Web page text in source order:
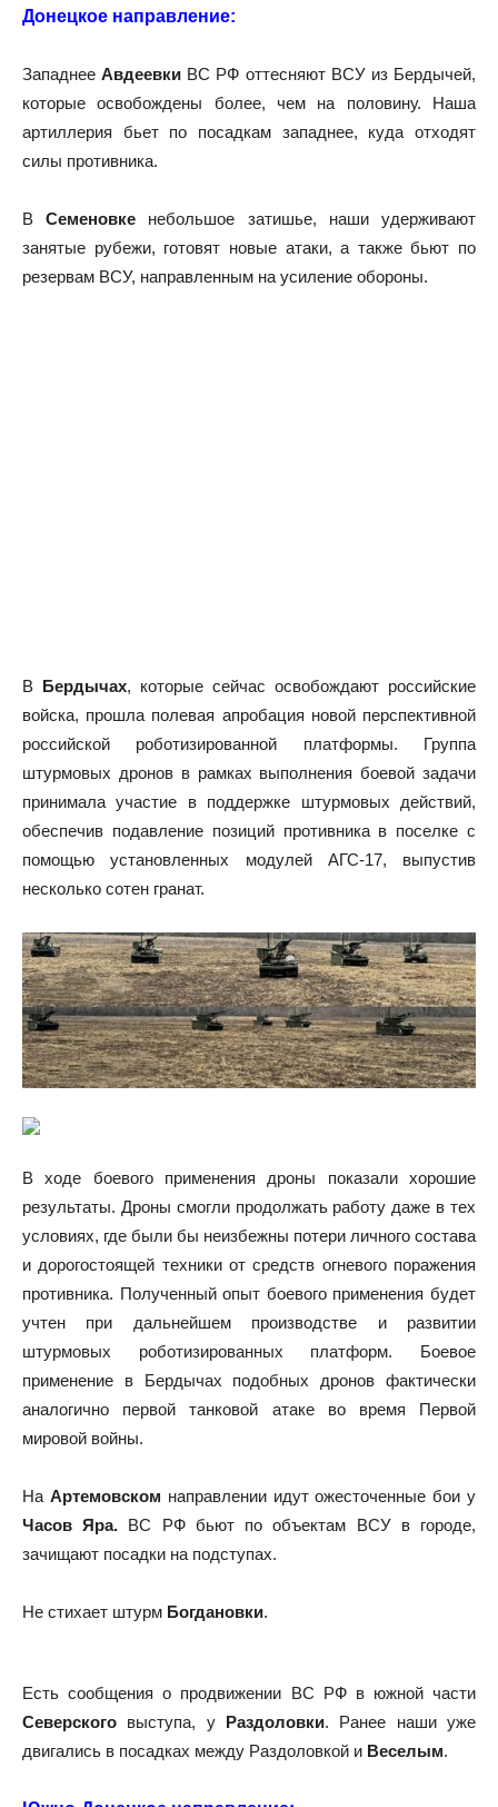
Донецкое направление:
ЗападнееАвдеевки ВС РФ оттесняют ВСУ из Бердычей,
которые освобождены более, чем на половину. Наша
артиллерия бьет по посадкам западнее, куда отходят
силы противника.
ВСеменовке небольшое затишье, наши удерживают
занятые рубежи, готовят новые атаки, а также бьют по
резервам ВСУ, направленным на усиление обороны.
В Бердычах, которые сейчас освобождают российские
войска, прошла полевая апробация новой перспективной
российской роботизированной платформы. Группа
штурмовых дронов в рамках выполнения боевой задачи
принимала участие в поддержке штурмовых действий,
обеспечив подавление позиций противника в поселке с
помощью установленных модулей АГС-17, выпустив
несколько сотен гранат.
В ходе боевого применения дроны показали хорошие
результаты. Дроны смогли продолжать работу даже в тех
условиях, где были бы неизбежны потери личного состава
и дорогостоящей техники от средств огневого поражения
противника. Полученный опыт боевого применения будет
учтен при дальнейшем производстве и развитии
штурмовых роботизированных платформ. Боевое
применение в Бердычах подобных дронов фактически
аналогично первой танковой атаке во время Первой
мировой войны.
На Артемовском направлении идут ожесточенные бои у
Часов Яра. ВС РФ бьют по объектам ВСУ в городе,
зачищают посадки на подступах.
Не стихает штурм Богдановки.
Есть сообщения о продвижении ВС РФ в южной части
Северского выступа, у Раздоловки. Ранее наши уже
двигались в посадках между Раздоловкой и Веселым.